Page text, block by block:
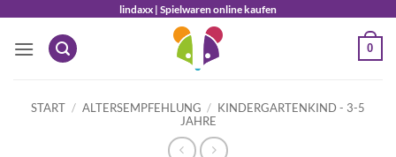
springen
lindaxx | Spielwaren online kaufen
0
START / ALTERSEMPFEHLUNG / KINDERGARTENKIND - 3-5
JAHRE